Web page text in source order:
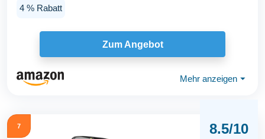
4 % Rabatt
Zum Angebot
Mehr anzeigen ⏷
7 8.5/10